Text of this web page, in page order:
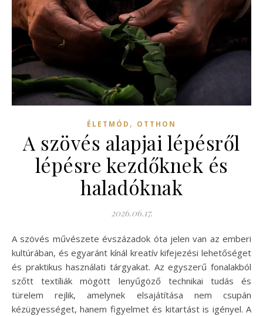
ÉLETMÓD , OTTHON
A szövés alapjai lépésről
lépésre kezdőknek és
haladóknak
2026.06.17.
A szövés művészete évszázadok óta jelen van az emberi
kultúrában, és egyaránt kínál kreatív kifejezési lehetőséget
és praktikus használati tárgyakat. Az egyszerű fonalakból
szőtt textíliák mögött lenyűgöző technikai tudás és
türelem rejlik, amelynek elsajátítása nem csupán
kézügyességet, hanem figyelmet és kitartást is igényel. A